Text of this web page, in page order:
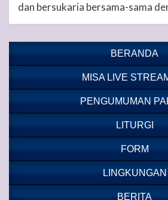
dan bersukaria bersama-sama
BERANDA
MISA LIVE
PENGUMUMAN
LITURGI
FORM
LINGKUNGAN
BERITA